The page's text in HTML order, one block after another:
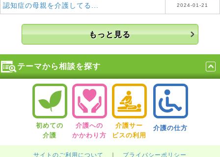
認知症の母親を介護してる... 2024-01-21
もっと見る
テーマから相談を探す
初めての
介護
介護への
かかわり方
介護サー
ビスの利用
介護の仕方
サイトのご利用について プライバシーポリシー